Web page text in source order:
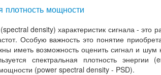
плотность мощности
density) характеристик сигнала - это
Особую важность это понятие
иметь возможность оценить сигнал и
спектральная плотность
(power spectral density - PSD).